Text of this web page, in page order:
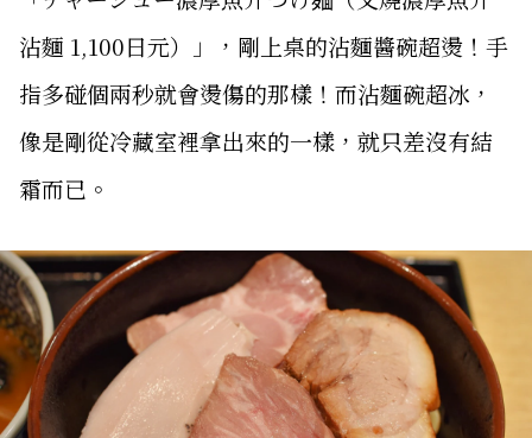
沾麵 1,100日元）」，剛上桌的沾麵醬碗超燙！手
指多碰個兩秒就會燙傷的那樣！而沾麵碗超冰，
像是剛從冷藏室裡拿出來的一樣，就只差沒有結
霜而已。